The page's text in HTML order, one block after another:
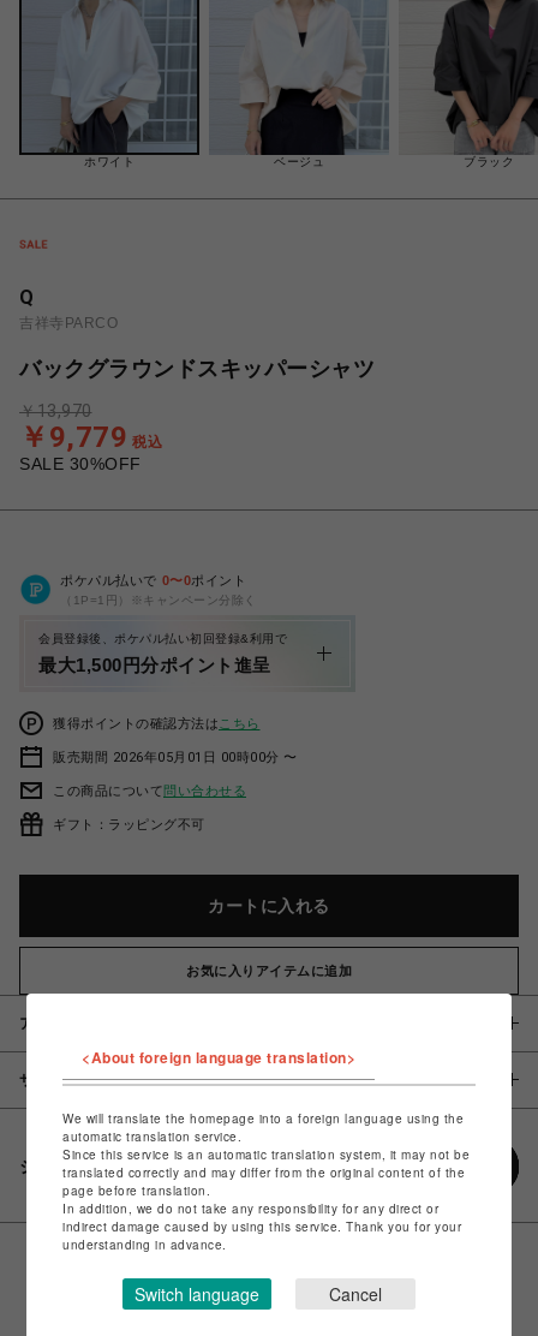
ホワイト ベージュ ブラック
Q
吉祥寺PARCO
バックグラウンドスキッパーシャツ
SALE 30%OFF
￥9,779 税込
￥13,970
ポケパル払いで 0〜0ポイント
（1P=1円）※キャンペーン分除く
会員登録後、ポケパル払い初回登録&利用で
最大1,500円分ポイント進呈
獲得ポイントの確認方法は こちら
販売期間 2026年05月01日 00時00分 〜
この商品について問い合わせる
ギフト：ラッピング不可
カートに入れる
お気に入りアイテムに追加
アイテム説明 / 素材
サイズ
シェアする
<About foreign language translation>
We will translate the homepage into a foreign language using the
automatic translation service.
Since this service is an automatic translation system, it may not be
translated correctly and may differ from the original content of the
page before translation.
In addition, we do not take any responsibility for any direct or
indirect damage caused by using this service. Thank you for your
understanding in advance.
Switch language Cancel